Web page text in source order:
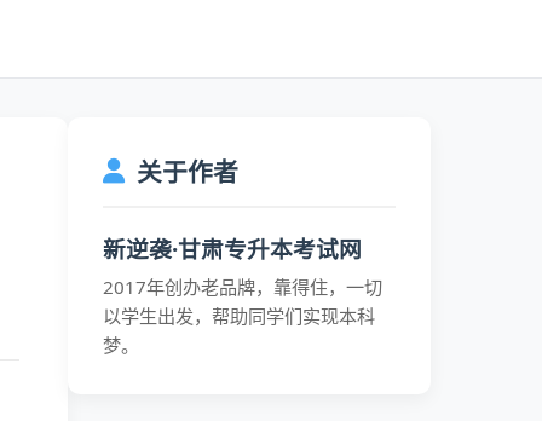
关于作者
新逆袭·甘肃专升本考试网
2017年创办老品牌，靠得住，一切
以学生出发，帮助同学们实现本科
梦。